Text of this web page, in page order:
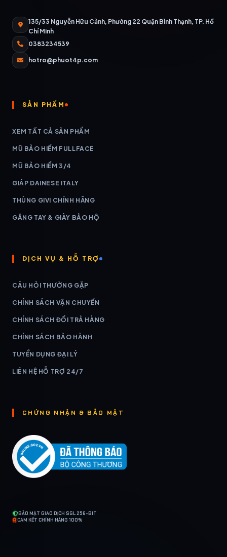
135/33 Nguyễn Hữu Cảnh, Phường 22 Quận Bình Thạnh, TP. Hồ
Chí Minh
0383234539
hotro@phuot4p.com
SẢN PHẨM
XEM TẤT CẢ SẢN PHẨM
MŨ BẢO HIỂM FULLFACE
MŨ BẢO HIỂM 3/4
GIÁP DAINESE ITALY
THÙNG GIVI CHÍNH HÃNG
GĂNG TAY & GIÀY BẢO HỘ
DỊCH VỤ & HỖ TRỢ
CÂU HỎI THƯỜNG GẶP
CHÍNH SÁCH VẬN CHUYỂN
CHÍNH SÁCH ĐỔI TRẢ HÀNG
CHÍNH SÁCH BẢO HÀNH
TUYỂN DỤNG ĐẠI LÝ
LIÊN HỆ HỖ TRỢ 24/7
CHỨNG NHẬN & BẢO MẬT
BẢO MẬT GIAO DỊCH SSL 256-BIT
CAM KẾT CHÍNH HÃNG 100%